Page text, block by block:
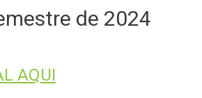
de 2024
AQUI